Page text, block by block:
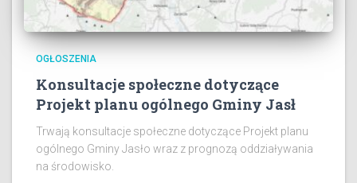
OGŁOSZENIA
Konsultacje społeczne dotyczące
Projekt planu ogólnego Gminy Jasł
Trwają konsultacje społeczne dotyczące Projekt planu
ogólnego Gminy Jasło wraz z prognozą oddziaływania
na środowisko.